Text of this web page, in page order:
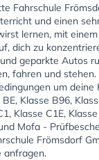
Fahrschule
und einen
lernen, mit
dich zu
geparkte Autos
fahren und stehen.
um deine
Klasse B96,
Klasse C1E,
Mofa -
Frömsdorf
anfragen.